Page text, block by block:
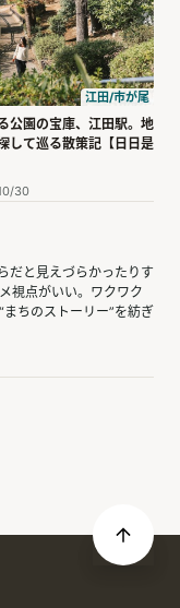
江田/市が尾
公園の宝庫、江田駅。地
して巡る散策記【日日是
30
だと見えづらかったりす
視点がいい。ワクワク
ちのストーリー”を紡ぎ